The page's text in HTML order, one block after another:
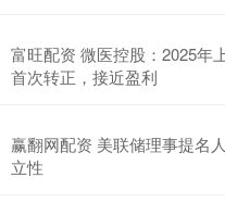
富旺配资 微医控股：2025年
首次转正，接近盈利
赢翻网配资 美联储理事提名
立性